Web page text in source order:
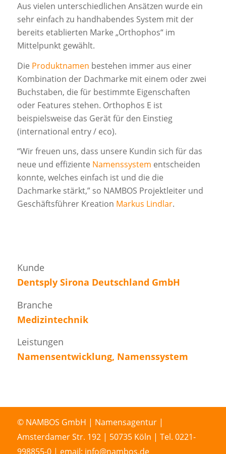
Aus vielen unterschiedlichen Ansätzen wurde ein
sehr einfach zu handhabendes System mit der
bereits etablierten Marke „Orthophos“ im
Mittelpunkt gewählt.
Die Produktnamen bestehen immer aus einer
Kombination der Dachmarke mit einem oder zwei
Buchstaben, die für bestimmte Eigenschaften
oder Features stehen. Orthophos E ist
beispielsweise das Gerät für den Einstieg
(international entry / eco).
“Wir freuen uns, dass unsere Kundin sich für das
neue und effiziente Namenssystem entscheiden
konnte, welches einfach ist und die die
Dachmarke stärkt,” so NAMBOS Projektleiter und
Geschäftsführer Kreation Markus Lindlar.
Kunde
Dentsply Sirona Deutschland GmbH
Branche
Medizintechnik
Leistungen
Namensentwicklung, Namenssystem
© NAMBOS GmbH | Namensagentur |
Amsterdamer Str. 192 | 50735 Köln | Tel. 0221-
998855-0 | email: info@nambos.de